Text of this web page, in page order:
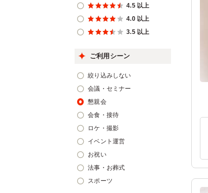
4.5 以上
4.0 以上
3.5 以上
ご利用シーン
絞り込みしない
会議・セミナー
懇親会
会食・接待
ロケ・撮影
イベント運営
お祝い
法事・お葬式
スポーツ